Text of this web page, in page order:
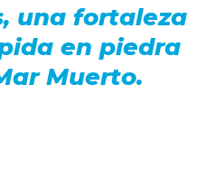
una fortaleza
en piedra
Muerto.